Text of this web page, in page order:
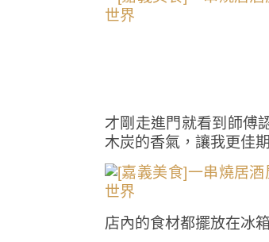
才剛走進門就看到師傅
木炭的香氣，讓我更佳
店內的食材都擺放在冰